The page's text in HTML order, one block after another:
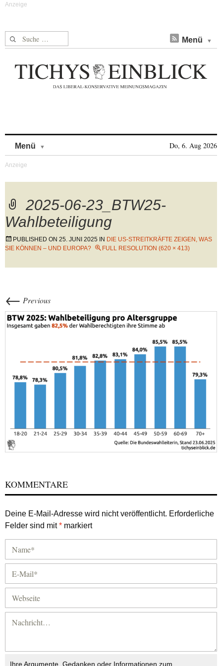
Suche nach: Menü
Menü Do, 6. Aug 2026
2025-06-23_BTW25-
Wahlbeteiligung
PUBLISHED ON 25. JUNI 2025 IN DIE US-STREITKRÄFTE ZEIGEN, WAS
SIE KÖNNEN – UND EUROPA?
FULL RESOLUTION (620 × 413)
← Previous
KOMMENTARE
Deine E-Mail-Adresse wird nicht veröffentlicht. Erforderliche
Felder sind mit* markiert
Ihre Argumente, Gedanken oder Informationen zum